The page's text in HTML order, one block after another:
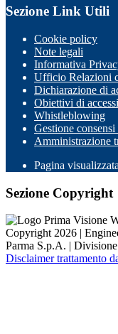
Sezione Link Utili
Cookie policy
Note legali
Informativa
Ufficio Relazioni
Dichiarazione di
Obiettivi di
Whistleblowing
Gestione
Amministrazione
Pagina visualizzata
Sezione Copyright
Copyright 2026 |
Parma S.p.A. |
Disclaimer trattamento